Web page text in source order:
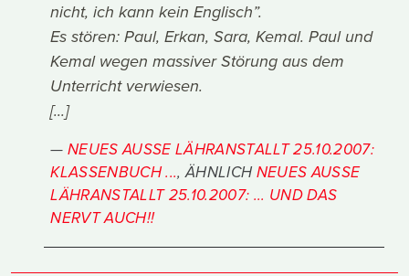
nicht, ich kann kein Englisch”.
Es stören: Paul, Erkan, Sara, Kemal. Paul und
Kemal wegen massiver Störung aus dem
Unterricht verwiesen.
[...]
NEUES AUSSE LÄHRANSTALLT 25.10.2007:
KLASSENBUCH ..., ÄHNLICH NEUES AUSSE
LÄHRANSTALLT 25.10.2007: ... UND DAS
NERVT AUCH!!